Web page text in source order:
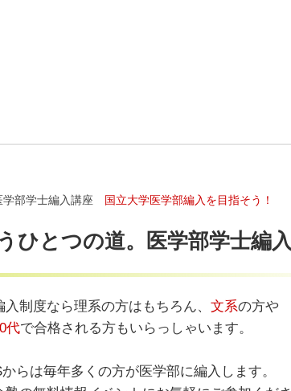
部学士編入講座 国立大学医学部編入を目指そう！
ひとつの道。医学部学士編入
入制度なら理系の方はもちろん、文系の方や
代で合格される方もいらっしゃいます。
らは毎年多くの方が医学部に編入します。